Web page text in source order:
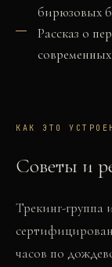
бирюзовых
Рассказ о
КАК ЭТО
Советы и
Трекинг-группа
часов по